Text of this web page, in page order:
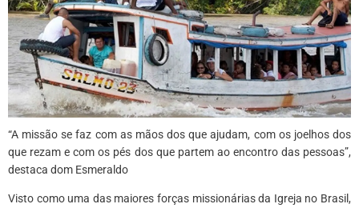
“A missão se faz com as mãos dos que ajudam, com os joelhos dos
que rezam e com os pés dos que partem ao encontro das pessoas”,
destaca dom Esmeraldo
Visto como uma das maiores forças missionárias da Igreja no Brasil,